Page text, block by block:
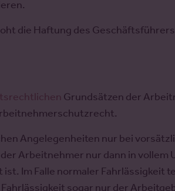
die Haftung des
Grundsätzen der
Angelegenheiten nur bei
Arbeitnehmer nur dann in vollem
Im Falle normaler Fahrlässigkeit
sogar nur der